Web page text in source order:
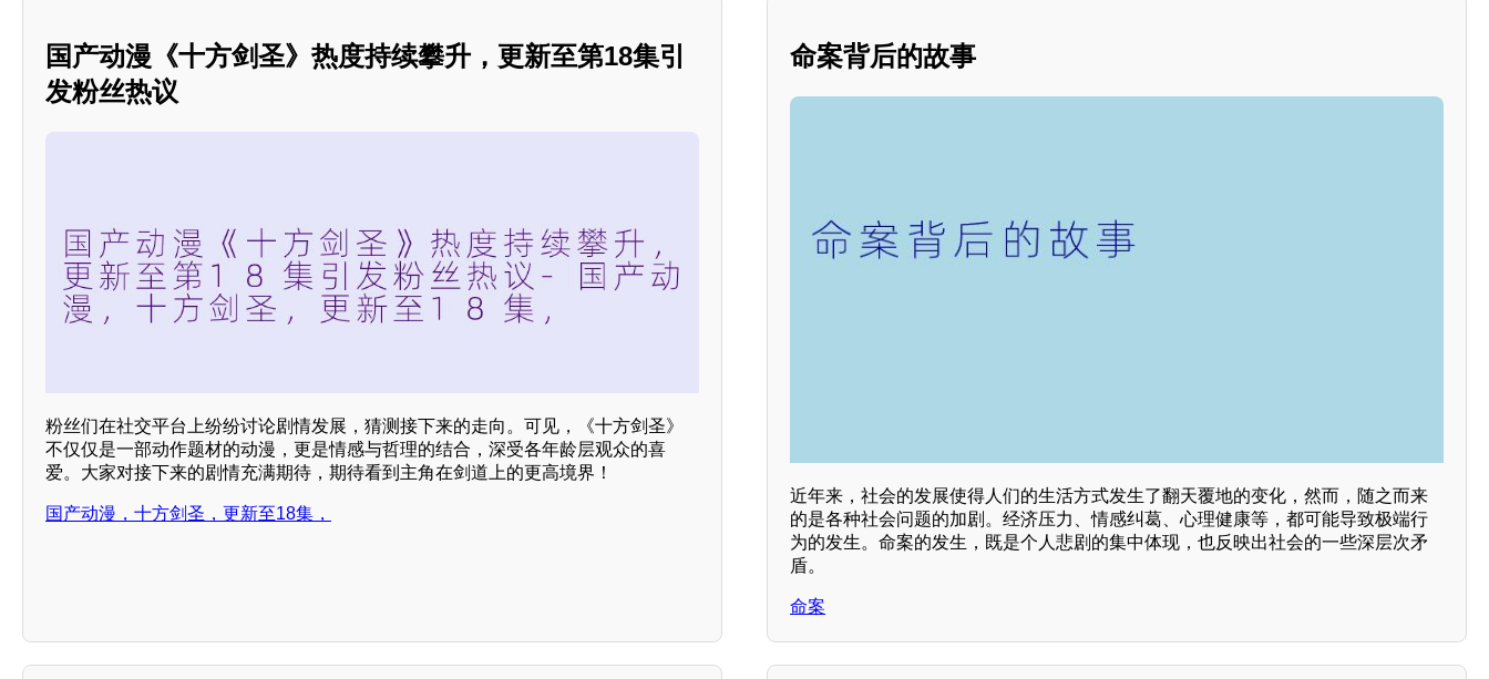
国产动漫《十方剑圣》热度持续攀升，更新至第18集引
发粉丝热议
粉丝们在社交平台上纷纷讨论剧情发展，猜测接下来的走向。可见，《十方剑圣》
不仅仅是一部动作题材的动漫，更是情感与哲理的结合，深受各年龄层观众的喜
爱。大家对接下来的剧情充满期待，期待看到主角在剑道上的更高境界！
国产动漫，十方剑圣，更新至18集，
命案背后的故事
近年来，社会的发展使得人们的生活方式发生了翻天覆地的变化，然而，随之而来
的是各种社会问题的加剧。经济压力、情感纠葛、心理健康等，都可能导致极端行
为的发生。命案的发生，既是个人悲剧的集中体现，也反映出社会的一些深层次矛
盾。
命案